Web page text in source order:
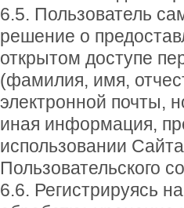
6.5. Пользователь
решение о
открытом доступе
(фамилия, имя,
электронной почты,
иная информация,
использовании
Пользовательского
6.6. Регистрируясь